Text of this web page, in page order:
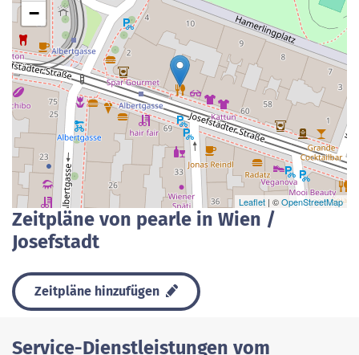
−
Leaflet | ©OpenStreetMap
Zeitpläne von pearle in Wien /
Josefstadt
Zeitpläne hinzufügen
Service-Dienstleistungen vom